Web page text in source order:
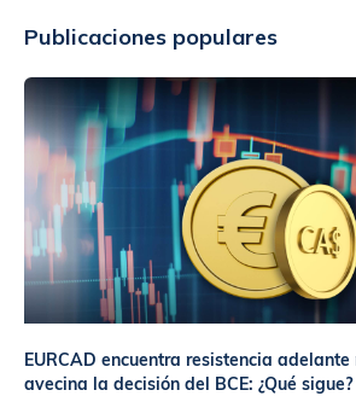
Publicaciones populares
EURCAD encuentra resistencia adelante
avecina la decisión del BCE: ¿Qué sigue?